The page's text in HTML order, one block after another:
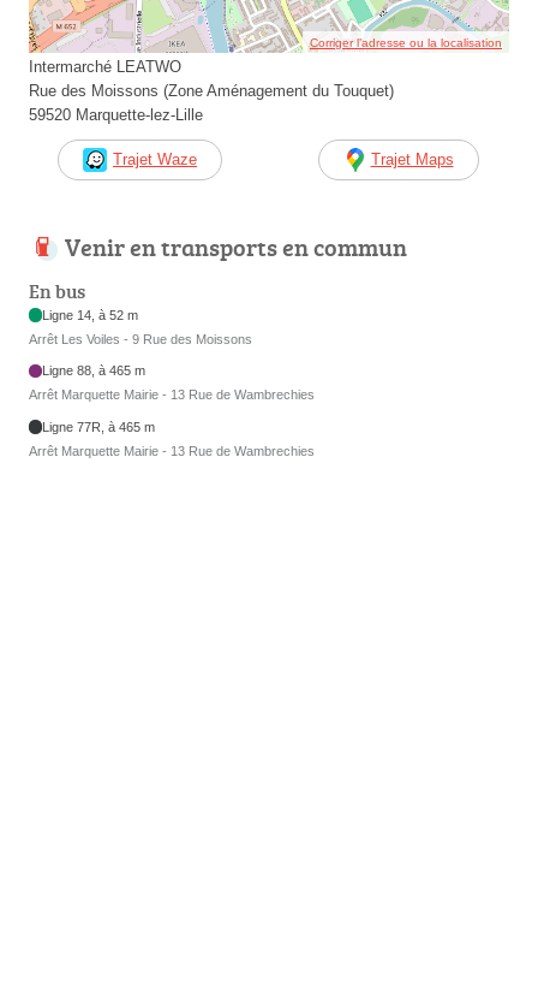
Corriger l’adresse ou la localisation
Intermarché LEATWO
Rue des Moissons (Zone Aménagement du Touquet)
59520 Marquette-lez-Lille
Trajet Waze Trajet Maps
Venir en transports en commun
En bus
Ligne 14, à 52 m
Arrêt Les Voiles - 9 Rue des Moissons
Ligne 88, à 465 m
Arrêt Marquette Mairie - 13 Rue de Wambrechies
Ligne 77R, à 465 m
Arrêt Marquette Mairie - 13 Rue de Wambrechies